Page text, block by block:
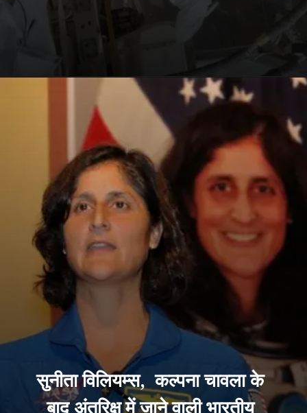
सुनीता विलियम्स, कल्पना चावला के
बाद अंतरिक्ष में जाने वाली भारतीय